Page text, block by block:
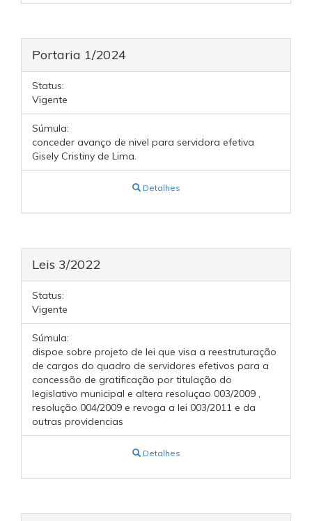
Portaria 1/2024
Status:
Vigente
Súmula:
conceder avanço de nivel para servidora efetiva
Gisely Cristiny de Lima.
Detalhes
Leis 3/2022
Status:
Vigente
Súmula:
dispoe sobre projeto de lei que visa a reestruturação
de cargos do quadro de servidores efetivos para a
concessão de gratificação por titulação do
legislativo municipal e altera resoluçao 003/2009 ,
resolução 004/2009 e revoga a lei 003/2011 e da
outras providencias
Detalhes